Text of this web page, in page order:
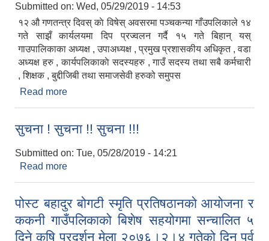
Submitted on: Wed, 05/29/2019 - 14:53
१२ औ गणतन्त्र दिवस् काे विषेस् अवसरमा पञ्चकन्या गाँउपलिकाले १४
गते साझँ कार्यलयमा दिप प्रज्वलन गर्दै १५ गते बिहान् यस्
गाउपालिकाका अध्यक्ष , उपाअध्यक्ष , प्रमुख प्रशासकीय अधिकृत , वडा
अध्यक्ष हरु , कार्यपलिकाकाे सदस्यहरु , गाउँ सदस्य तथा सबै कर्मचारी
, शिक्षक , बुद्दीजिबी तथा समाजसेवी हरुको समुपस
Read more
सुचना ! सुचना !! सुचना !!!
Submitted on: Tue, 05/28/2019 - 14:21
Read more
पोस्ट बहादुर बोगटी स्‍मृति प्रतिषठानकाे आयोजना र
ककनी गाउँपलिकाको बिशेष सहयोगमा सन्चालित ५
दिने कृषि प्रदर्शन मेला २०७६।२।४ गतेको दिन पूर्व